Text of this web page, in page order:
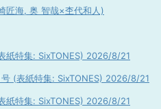
匠海, 奥 智哉×杢代和人)
紙特集: SixTONES) 2026/8/21
(表紙特集: SixTONES) 2026/8/21
紙特集: SixTONES) 2026/8/21